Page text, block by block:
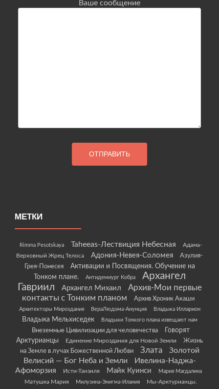
Ваше сообщение
МЕТКИ
Rimma Pesotskaya Taheeas-Лествиция Небесная
Адама-
Верховный Жрец Телоса
Адония-Невея-Соломея
Азулия-
Грея-Понесея
Активации и Посвящения. Обучение на
Тонком плане.
Антидемиург Кобра
Архангел
Гавриил
Архангел Михаил
Архив-Мои первые
контакты с Тонким планом
Архив Хроник Акаши
Архитекторы Мироздания ВераЛюдома-Анунция Владыка Илларион
Владыка Мельхиседек Владыки Тонкого плана извещают нам
Внеземные Цивилизации для человечества
Говорят
Арктурианцы
Единение Мироздания для Новой Земли
Жизнь
на Земле в лучах Божественной Любви
Злата
Золотой
Велисий — Бог Неба и Земли
Ивелина-Наджа-
Афоморзия
Исти-Танзиля Майк Куинси Мария Магдалина
Матушка Мария Милузина-Энигма-Илания
Мы-Арктурианцы.